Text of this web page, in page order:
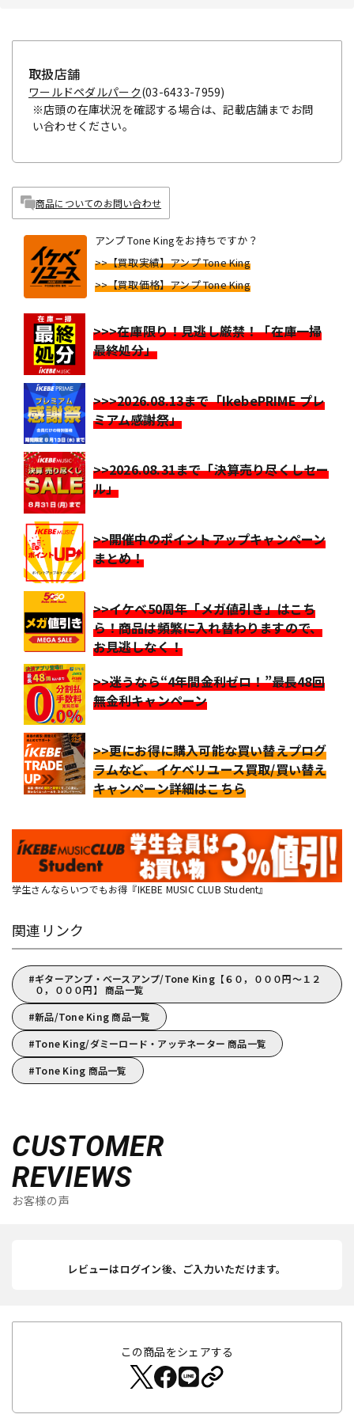
取扱店舗
ワールドペダルパーク(03-6433-7959)
※店頭の在庫状況を確認する場合は、記載店舗までお問
い合わせください。
商品についてのお問い合わせ
アンプ Tone Kingをお持ちですか？
>>【買取実績】アンプ Tone King
>>【買取価格】アンプ Tone King
>>>在庫限り！見逃し厳禁！「在庫一掃
最終処分」
>>>2026.08.13まで「IkebePRIME プレ
ミアム感謝祭」
>>2026.08.31まで「決算売り尽くしセー
ル」
>>開催中のポイントアップキャンペーン
まとめ！
>>イケベ50周年「メガ値引き」はこち
ら！商品は頻繁に入れ替わりますので、
お見逃しなく！
>>迷うなら“4年間金利ゼロ！”最長48回
無金利キャンペーン
>>更にお得に購入可能な買い替えプログ
ラムなど、イケベリユース買取/買い替え
キャンペーン詳細はこちら
学生さんならいつでもお得『IKEBE MUSIC CLUB Student』
関連リンク
ギターアンプ・ベースアンプ/Tone King【６０，０００円～１２
０，０００円】 商品一覧
新品/Tone King 商品一覧
Tone King/ダミーロード・アッテネーター 商品一覧
Tone King 商品一覧
CUSTOMER
REVIEWS
お客様の声
レビューはログイン後、ご入力いただけます。
この商品をシェアする